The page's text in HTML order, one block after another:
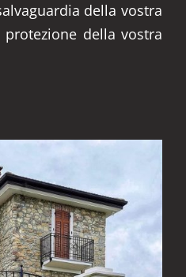
della vostra
della vostra